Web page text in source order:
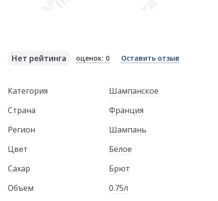
Нет рейтинга оценок: 0 Оставить отзыв
Категория
Шампанское
Страна
Франция
Регион
Шампань
Цвет
Белое
Сахар
Брют
Объем
0.75л